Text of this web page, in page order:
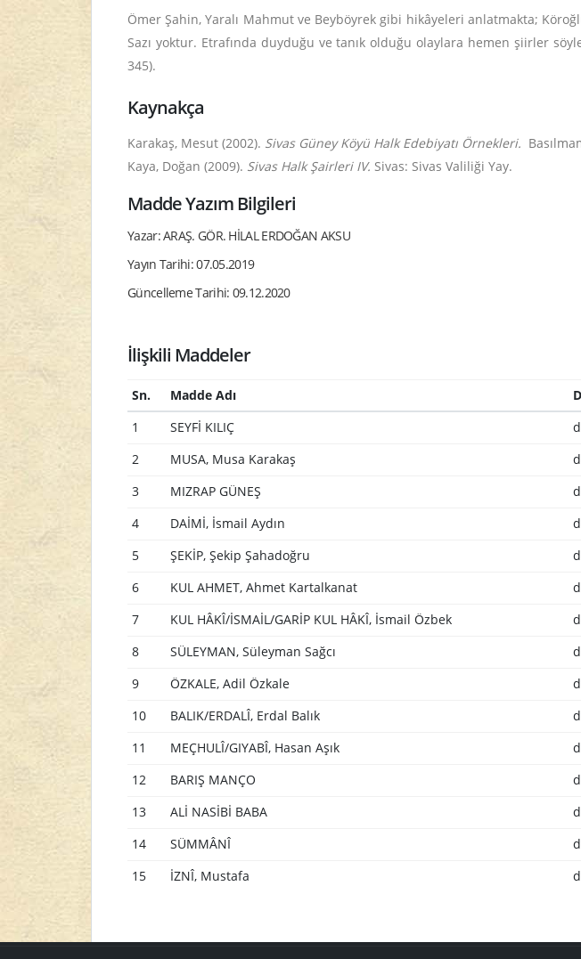
Ömer Şahin, Yaralı Mahmut ve Beyböyrek gibi hikâyeleri anlatmakta;
Sazı yoktur. Etrafında duyduğu ve tanık olduğu olaylara hemen şiirler
345).
Kaynakça
Karakaş, Mesut (2002). Sivas Güney Köyü Halk Edebiyatı Örnekleri.
Kaya, Doğan (2009). Sivas Halk Şairleri IV. Sivas: Sivas Valiliği Yay.
Madde Yazım Bilgileri
Yazar: ARAŞ. GÖR. HİLAL ERDOĞAN AKSU
Yayın Tarihi: 07.05.2019
Güncelleme Tarihi: 09.12.2020
İlişkili Maddeler
Sn. Madde Adı
1
SEYFİ KILIÇ
2 MUSA, Musa Karakaş
3 MIZRAP GÜNEŞ
4 DAİMİ, İsmail Aydın
5 ŞEKİP, Şekip Şahadoğru
6 KUL AHMET, Ahmet Kartalkanat
7 KUL HÂKÎ/İSMAİL/GARİP KUL HÂKÎ, İsmail Özbek
8 SÜLEYMAN, Süleyman Sağcı
9 ÖZKALE, Adil Özkale
10 BALIK/ERDALÎ, Erdal Balık
11 MEÇHULÎ/GIYABÎ, Hasan Aşık
12 BARIŞ MANÇO
13 ALİ NASİBİ BABA
14 SÜMMÂNÎ
15 İZNÎ, Mustafa